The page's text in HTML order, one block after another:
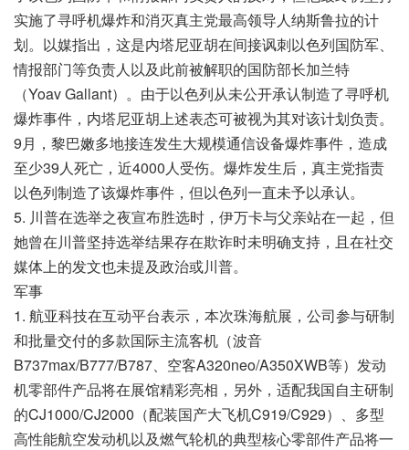
实施了寻呼机爆炸和消灭真主党最高领导人纳斯鲁拉的计
划。以媒指出，这是内塔尼亚胡在间接讽刺以色列国防军、
情报部门等负责人以及此前被解职的国防部长加兰特
（Yoav Gallant）。由于以色列从未公开承认制造了寻呼机
爆炸事件，内塔尼亚胡上述表态可被视为其对该计划负责。
9月，黎巴嫩多地接连发生大规模通信设备爆炸事件，造成
至少39人死亡，近4000人受伤。爆炸发生后，真主党指责
以色列制造了该爆炸事件，但以色列一直未予以承认。
5. 川普在选举之夜宣布胜选时，伊万卡与父亲站在一起，但
她曾在川普坚持选举结果存在欺诈时未明确支持，且在社交
媒体上的发文也未提及政治或川普。
军事
1. 航亚科技在互动平台表示，本次珠海航展，公司参与研制
和批量交付的多款国际主流客机（波音
B737max/B777/B787、空客A320neo/A350XWB等）发动
机零部件产品将在展馆精彩亮相，另外，适配我国自主研制
的CJ1000/CJ2000（配装国产大飞机C919/C929）、多型
高性能航空发动机以及燃气轮机的典型核心零部件产品将一